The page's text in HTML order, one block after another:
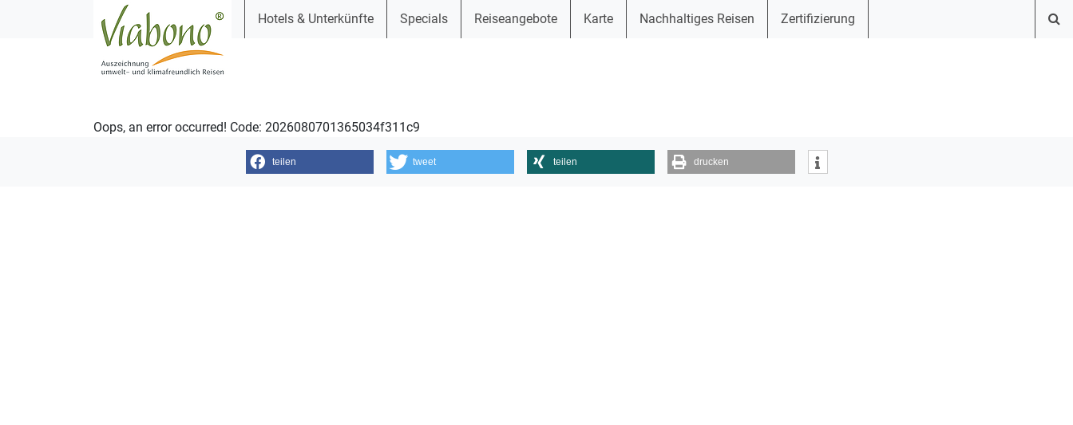
Hotels & Unterkünfte Specials Reiseangebote Karte Nachhaltiges Reisen Zertifizierung
Oops, an error occurred! Code: 2026080701365034f311c9
teilen tweet teilen drucken